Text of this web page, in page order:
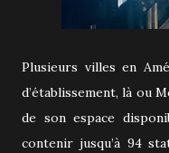
Plusieurs villes en
d’établissement, là ou
de son espace
contenir jusqu’à 94